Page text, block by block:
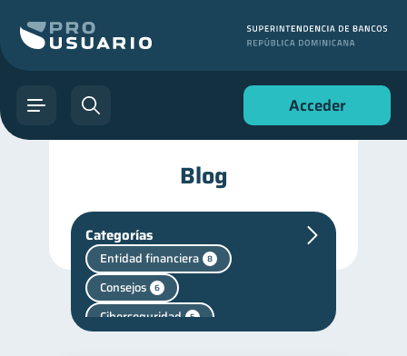
Acceder
Blog
Categorías
Entidad financiera 8
Consejos 6
Ciberseguridad 5